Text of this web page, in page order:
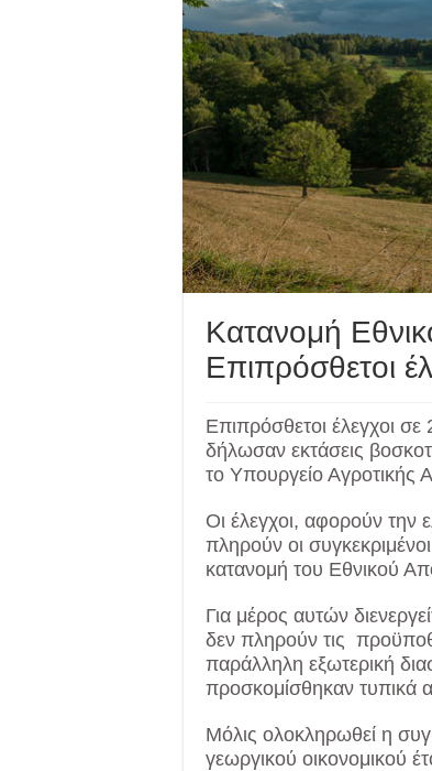
Κατανομή
Επιπρόσθετοι
Επιπρόσθετοι έλεγχοι
δήλωσαν εκτάσεις
το Υπουργείο Αγροτικής
Οι έλεγχοι, αφορούν την
πληρούν οι
κατανομή του Εθνικού
Για μέρος αυτών
δεν πληρούν τις
παράλληλη εξωτερική
προσκομίσθηκαν τυπικά
Μόλις ολοκληρωθεί η
γεωργικού οικονομικού